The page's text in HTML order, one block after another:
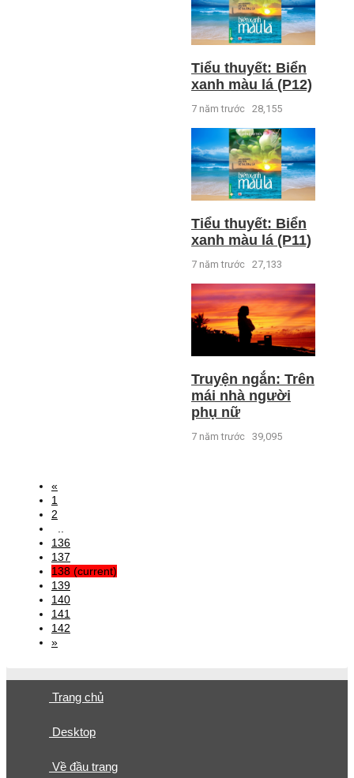
Tiểu thuyết: Biển
xanh màu lá (P12)
7 năm trước 28,155
Tiểu thuyết: Biển
xanh màu lá (P11)
7 năm trước 27,133
Truyện ngắn: Trên
mái nhà người
phụ nữ
7 năm trước 39,095
«
1
2
136
137
138 (current)
139
140
141
142
»
Trang chủ
Desktop
Về đầu trang